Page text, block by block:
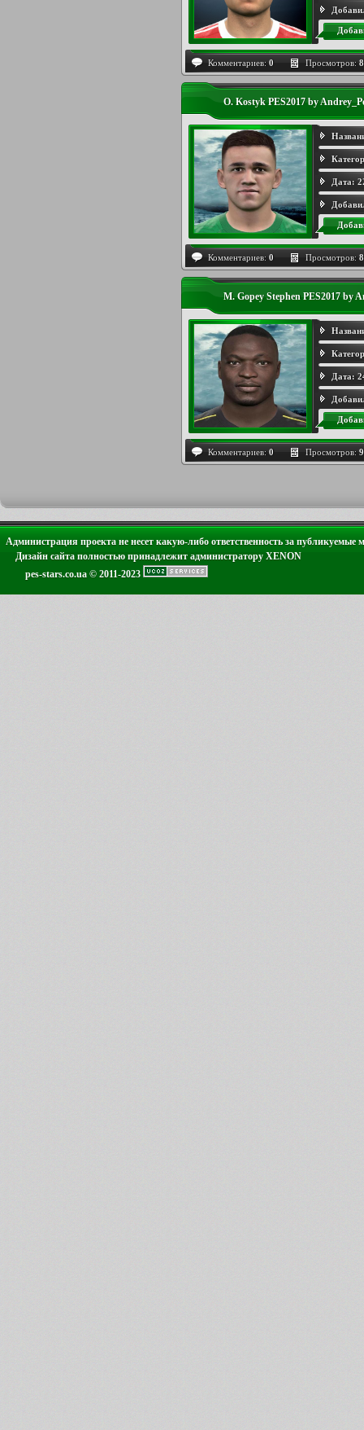
Комментариев: 0 Просмотров:
O. Kostyk PES2017 by
Дата:
Комментариев: 0 Просмотров:
M. Gopey Stephen PES2017 by
Дата:
Комментариев: 0 Просмотров:
Администрация проекта не несет какую-либо ответственность за публикуемые
Дизайн сайта полностью принадлежит администратору XENON
pes-stars.co.ua © 2011-2023